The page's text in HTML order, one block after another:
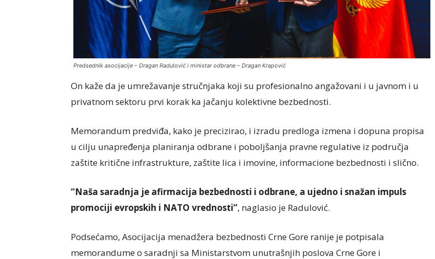
Predsednik asocijacije – Dragan Radulović i ministar odbrane – Dragan Krapović
On kaže da je umrežavanje stručnjaka koji su profesionalno angažovani i u javnom i u
privatnom sektoru prvi korak ka jačanju kolektivne bezbednosti.
Memorandum predviđa, kako je precizirao, i izradu predloga izmena i dopuna propisa
u cilju unapređenja planiranja odbrane i poboljšanja pravne regulative iz područja
zaštite kritične infrastrukture, zaštite lica i imovine, informacione bezbednosti i slično.
“Naša saradnja je afirmacija bezbednosti i odbrane, a ujedno i snažan impuls
promociji evropskih i NATO vrednosti”, naglasio je Radulović.
Podsećamo, Asocijacija menadžera bezbednosti Crne Gore ranije je potpisala
memorandume o saradnji sa Ministarstvom unutrašnjih poslova Crne Gore i